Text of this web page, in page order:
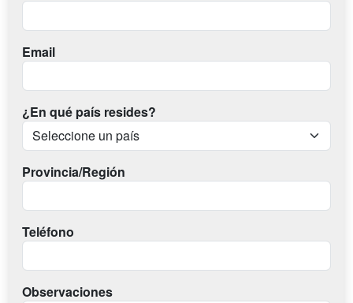
Email
¿En qué país resides?
Provincia/Región
Teléfono
Observaciones